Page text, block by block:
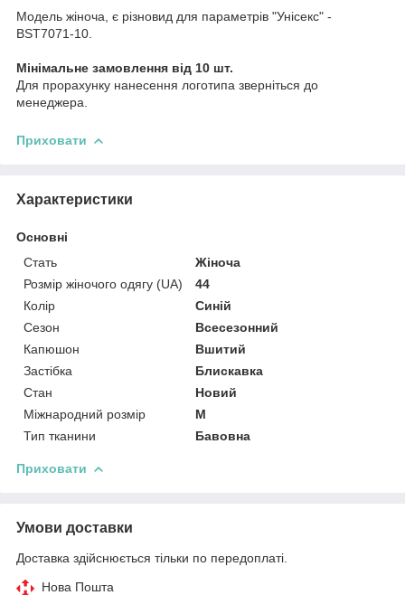
Модель жіноча, є різновид для параметрів "Унісекс" -
BST7071-10.
Мінімальне замовлення від 10 шт.
Для прорахунку нанесення логотипа зверніться до
менеджера.
Приховати
Характеристики
Основні
Стать
Жіноча
Розмір жіночого одягу (UA)
44
Колір
Синій
Сезон
Всесезонний
Капюшон
Вшитий
Застібка
Блискавка
Стан
Новий
Міжнародний розмір
M
Тип тканини
Бавовна
Приховати
Умови доставки
Доставка здійснюється тільки по передоплаті.
Нова Пошта